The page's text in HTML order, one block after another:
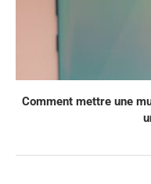
Comment mettre une